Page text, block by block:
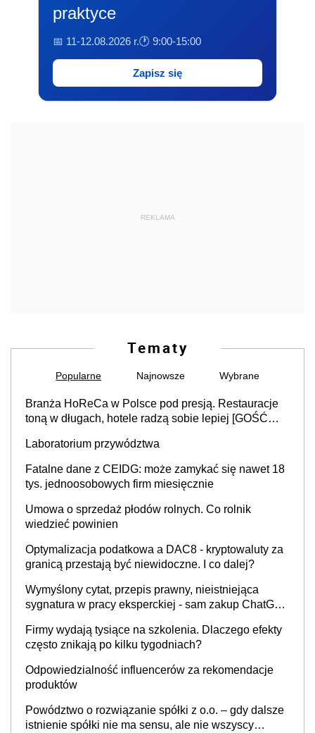
praktyce
📅 11-12.08.2026 r.🕐 9:00-15:00
Zapisz się
REKLAMA
Tematy
Popularne Najnowsze Wybrane
Branża HoReCa w Polsce pod presją. Restauracje
toną w długach, hotele radzą sobie lepiej [GOŚĆ
Laboratorium przywództwa
Fatalne dane z CEIDG: może zamykać się nawet 18
tys. jednoosobowych firm miesięcznie
Umowa o sprzedaż płodów rolnych. Co rolnik
wiedzieć powinien
Optymalizacja podatkowa a DAC8 - kryptowaluty za
granicą przestają być niewidoczne. I co dalej?
Wymyślony cytat, przepis prawny, nieistniejąca
sygnatura w pracy eksperckiej - sam zakup ChatGPT
Firmy wydają tysiące na szkolenia. Dlaczego efekty
często znikają po kilku tygodniach?
Odpowiedzialność influencerów za rekomendacje
produktów
Powództwo o rozwiązanie spółki z o.o. – gdy dalsze
istnienie spółki nie ma sensu, ale nie wszyscy